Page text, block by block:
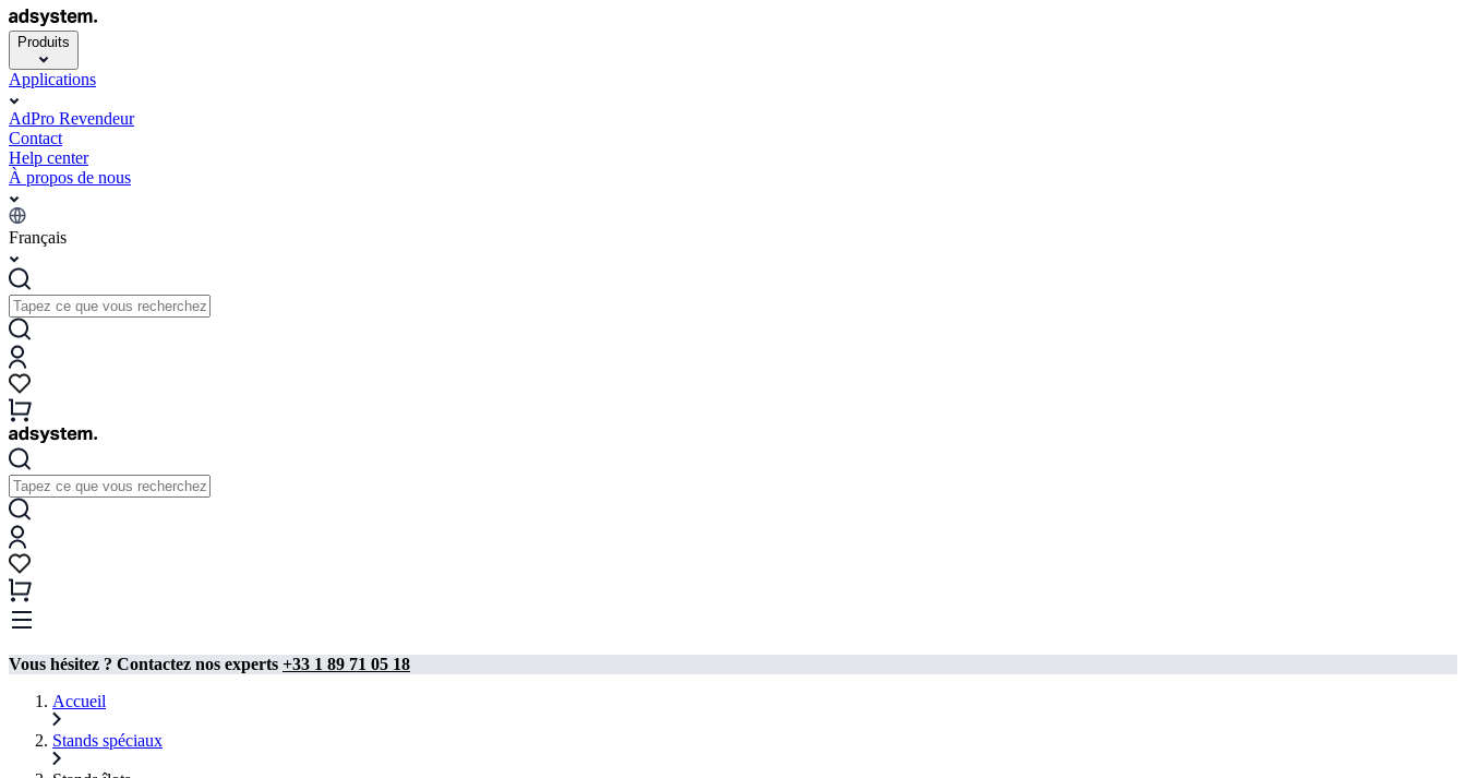
Produits
Applications
AdPro Revendeur
Contact
Help center
À propos de nous
Français
Vous hésitez ? Contactez nos experts +33 1 89 71 05 18
Accueil
Stands spéciaux